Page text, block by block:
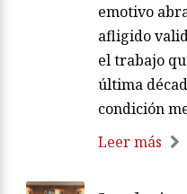
emotivo
afligido
el trabajo
última
condición
Leer más